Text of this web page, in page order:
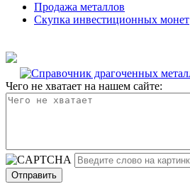
Продажа металлов
Скупка инвестиционных монет
Чего не хватает на нашем сайте: